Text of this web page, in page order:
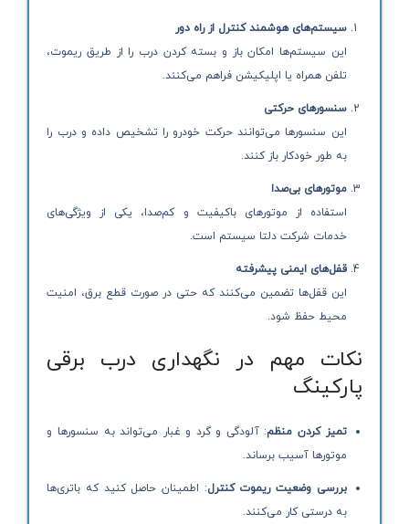
سیستم‌های هوشمند کنترل از راه دور
این سیستم‌ها امکان باز و بسته کردن درب را از طریق ریموت،
تلفن همراه یا اپلیکیشن فراهم می‌کنند.
سنسورهای حرکتی
این سنسورها می‌توانند حرکت خودرو را تشخیص داده و درب را
به طور خودکار باز کنند.
موتورهای بی‌صدا
استفاده از موتورهای باکیفیت و کم‌صدا، یکی از ویژگی‌های
خدمات شرکت دلتا سیستم است.
قفل‌های ایمنی پیشرفته
این قفل‌ها تضمین می‌کنند که حتی در صورت قطع برق، امنیت
محیط حفظ شود.
نکات مهم در نگهداری درب برقی
پارکینگ
تمیز کردن منظم: آلودگی و گرد و غبار می‌تواند به سنسورها و
موتورها آسیب برساند.
بررسی وضعیت ریموت کنترل: اطمینان حاصل کنید که باتری‌ها
به درستی کار می‌کنند.